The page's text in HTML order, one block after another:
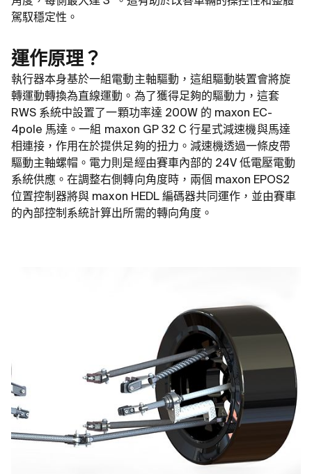
駕馭穩定性。
運作原理？
執行器本身基於一組電動主軸驅動，這組驅動裝置會將旋
轉運動轉換為直線運動。為了獲得足夠的驅動力，這套
RWS 系統中設置了一顆功率達 200W 的 maxon EC-
4pole 馬達。一組 maxon GP 32 C 行星式減速機與馬達
相連接，作用在於提供足夠的扭力。減速機透過一條皮帶
驅動主軸螺帽。電力則是經由賽車內部的 24V 低電壓電動
系統供應。在調整右側轉向角度時，兩個 maxon EPOS2
位置控制器將與 maxon HEDL 編碼器共同運作，並由賽車
的內部控制系統計算出所需的轉向角度。